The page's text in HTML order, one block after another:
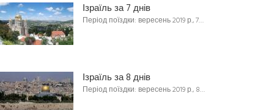
Ізраїль за 7 днів
Період поїздки: вересень 2019 р., 7…
Ізраїль за 8 днів
Період поїздки: вересень 2019 р., 8…